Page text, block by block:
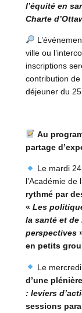
l’équité en
Charte
ville ou
inscriptions
contribution
déjeuner du
Au
partage
Le mardi
l’Académie de
rythmé par
« Les
la santé et de
perspectives
en petits
Le
d’une
: leviers
sessions